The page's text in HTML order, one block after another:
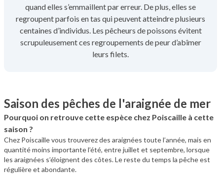
quand elles s’emmaillent par erreur. De plus, elles se
regroupent parfois en tas qui peuvent atteindre plusieurs
centaines d’individus. Les pêcheurs de poissons évitent
scrupuleusement ces regroupements de peur d’abîmer
leurs filets.
Saison des pêches de l'araignée de mer
Pourquoi on retrouve cette espèce chez Poiscaille à cette
saison ?
Chez Poiscaille vous trouverez des araignées toute l’année, mais en
quantité moins importante l’été, entre juillet et septembre, lorsque
les araignées s’éloignent des côtes. Le reste du temps la pêche est
régulière et abondante.